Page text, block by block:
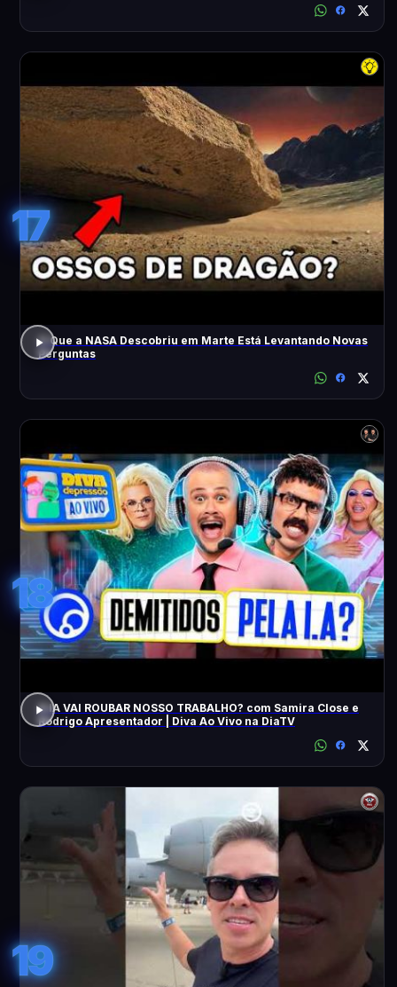
17
O Que a NASA Descobriu em Marte Está Levantando Novas
Perguntas
18
A IA VAI ROUBAR NOSSO TRABALHO? com Samira Close e
Rodrigo Apresentador | Diva Ao Vivo na DiaTV
19